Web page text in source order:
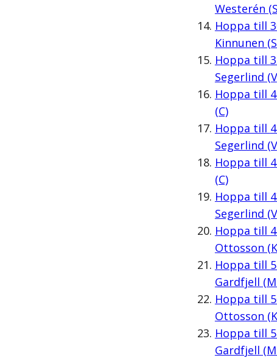
Westerén
Hoppa till
Kinnunen
Hoppa till
Segerlind
Hoppa till
(C)
Hoppa till
Segerlind
Hoppa till
(C)
Hoppa till
Segerlind
Hoppa till
Ottosson
Hoppa till
Gardfjell
Hoppa till
Ottosson
Hoppa till
Gardfjell